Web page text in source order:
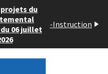
du
06 juillet
-Instruction